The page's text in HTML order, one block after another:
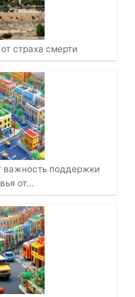
страха смерти
важность поддержки
от…